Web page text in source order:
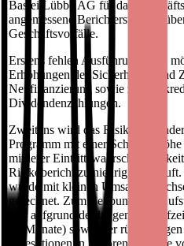
Bastei Lübbe AG für das
angemessene Berichterstattung
Geschäftsvorfälle.
Erstens fehlen Ausführungen zu
Erhöhungen der Sicherheiten und
Neufinanzierung sowie zu den
Dividendenzahlungen.
Zweitens wird das Risiko
Programm mit einer
mittlerer
Risikobericht zu niedrig eingestuft.
wurde mit kleinen
gerechnet. Zum Zeitpunkt der
war aufgrund der langen
24 Monate) sowie der
Investitionen in Autorenhonorare